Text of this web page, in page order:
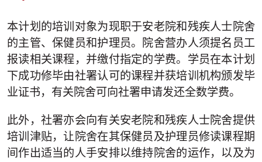
本计划的培训对象为现职于安老院和残疾人士院舍
的主管、保健员和护理员。院舍营办人须提名员工
报读相关课程，并缴付指定的学费。学员在本计划
下成功修毕由社署认可的课程并获培训机构颁发毕
业证书，有关院舍可向社署申请发还全数学费。
此外，社署亦会向有关安老院和残疾人士院舍提供
培训津贴，让院舍在其保健员及护理员修读课程期
间作出适当的人手安排以维持院舍的运作，以及为